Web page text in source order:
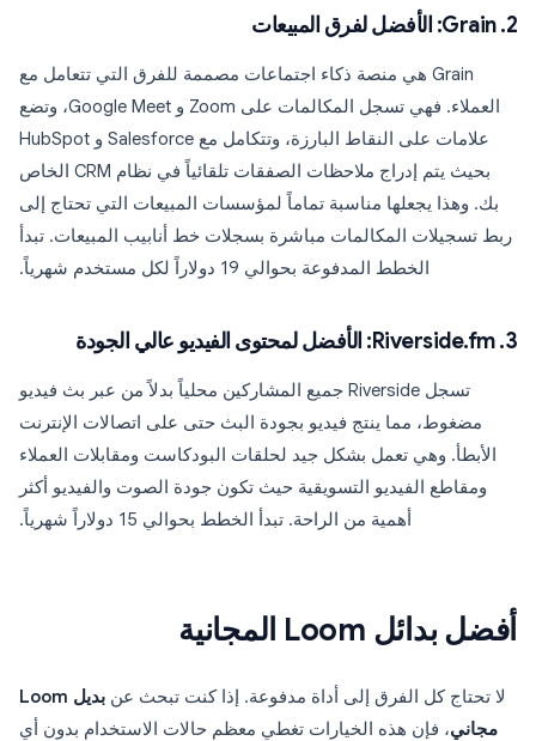
2. Grain: الأفضل لفرق المبيعات
Grain هي منصة ذكاء اجتماعات مصممة للفرق التي تتعامل مع
العملاء. فهي تسجل المكالمات على Zoom و Google Meet، وتضع
علامات على النقاط البارزة، وتتكامل مع Salesforce و HubSpot
بحيث يتم إدراج ملاحظات الصفقات تلقائياً في نظام CRM الخاص
بك. وهذا يجعلها مناسبة تماماً لمؤسسات المبيعات التي تحتاج إلى
ربط تسجيلات المكالمات مباشرة بسجلات خط أنابيب المبيعات. تبدأ
الخطط المدفوعة بحوالي 19 دولاراً لكل مستخدم شهرياً.
3. Riverside.fm: الأفضل لمحتوى الفيديو عالي الجودة
تسجل Riverside جميع المشاركين محلياً بدلاً من عبر بث فيديو
مضغوط، مما ينتج فيديو بجودة البث حتى على اتصالات الإنترنت
الأبطأ. وهي تعمل بشكل جيد لحلقات البودكاست ومقابلات العملاء
ومقاطع الفيديو التسويقية حيث تكون جودة الصوت والفيديو أكثر
أهمية من الراحة. تبدأ الخطط بحوالي 15 دولاراً شهرياً.
أفضل بدائل Loom المجانية
لا تحتاج كل الفرق إلى أداة مدفوعة. إذا كنت تبحث عن
بديل Loom
مجاني، فإن هذه الخيارات تغطي معظم حالات الاستخدام بدون أي